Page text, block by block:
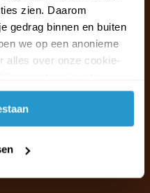
zien. Daarom
gedrag binnen en buiten
we op een anonieme
alles over onze cookie-
- 16:00 telefonisch